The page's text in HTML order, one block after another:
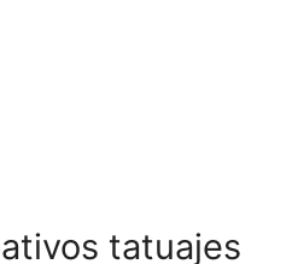
tatuajes